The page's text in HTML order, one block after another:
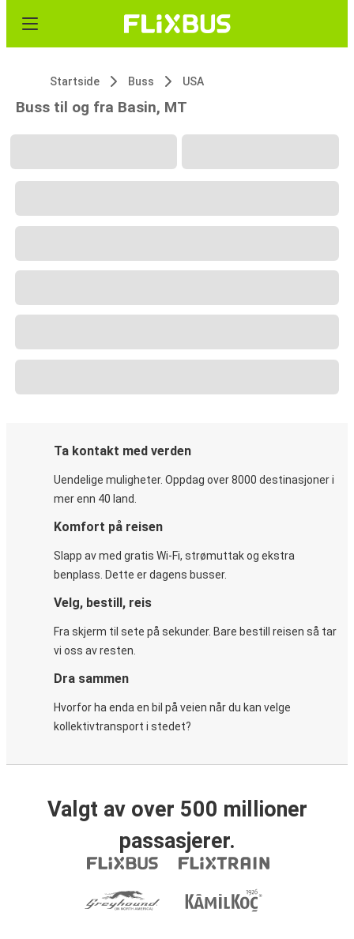
Startside Buss USA
Buss til og fra Basin, MT
Ta kontakt med verden
Uendelige muligheter. Oppdag over 8000 destinasjoner i
mer enn 40 land.
Komfort på reisen
Slapp av med gratis Wi-Fi, strømuttak og ekstra
benplass. Dette er dagens busser.
Velg, bestill, reis
Fra skjerm til sete på sekunder. Bare bestill reisen så tar
vi oss av resten.
Dra sammen
Hvorfor ha enda en bil på veien når du kan velge
kollektivtransport i stedet?
Valgt av over 500 millioner
passasjerer.